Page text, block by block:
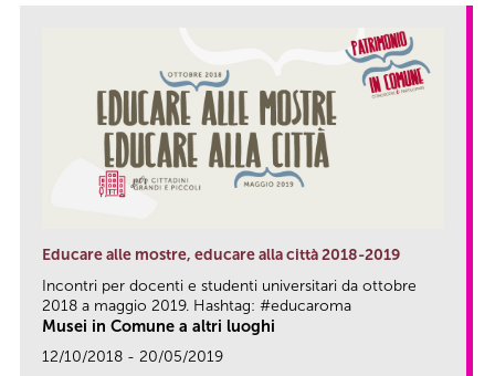
Educare alle mostre, educare alla città 2018-2019
Incontri per docenti e studenti universitari da ottobre
2018 a maggio 2019. Hashtag: #educaroma
Musei in Comune a altri luoghi
12/10/2018 - 20/05/2019